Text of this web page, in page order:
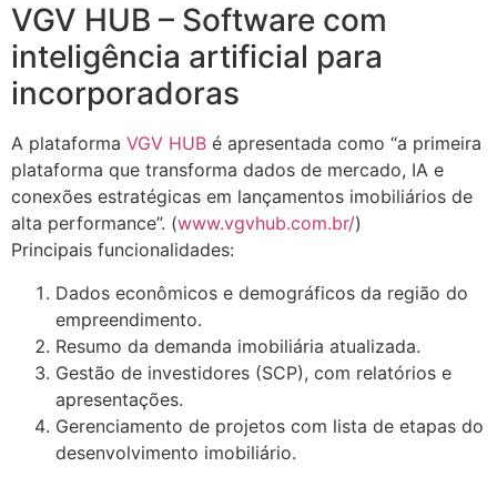
VGV HUB – Software com
inteligência artificial para
incorporadoras
A plataforma VGV HUB é apresentada como “a primeira
plataforma que transforma dados de mercado, IA e
conexões estratégicas em lançamentos imobiliários de
alta performance”. (www.vgvhub.com.br/)
Principais funcionalidades:
Dados econômicos e demográficos da região do
empreendimento.
Resumo da demanda imobiliária atualizada.
Gestão de investidores (SCP), com relatórios e
apresentações.
Gerenciamento de projetos com lista de etapas do
desenvolvimento imobiliário.